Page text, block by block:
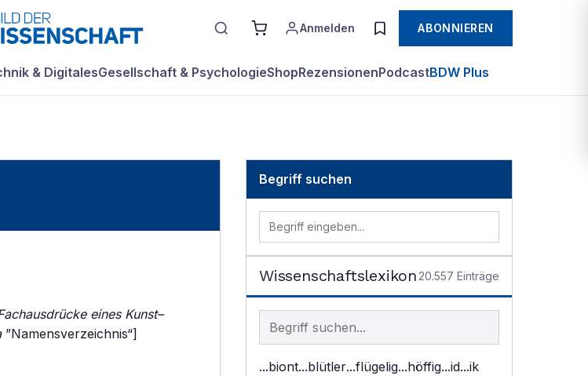
Anmelden ABONNIEREN
& DigitalesGesellschaft & PsychologieShopRezensionenPodcastBDW Plus
eines Kunst–
”Namensverzeichnis“]
Begriff suchen
Wissenschaftslexikon 20.557 Einträge
Begriff im Lexikon suchen
...biont...blütler...flügelig...höffig...id...ik